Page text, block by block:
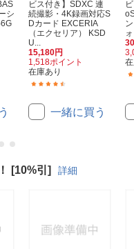
シ
ビス付き】SDXC 連
続撮影・4K録画対応S
Dカード EXCERIA
（エクセリア） KSD
U...
15,180円
1,518ポイント
在庫あり
一緒に買う
[10%引] 詳細